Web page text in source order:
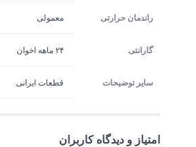
راندمان حرارتی معمولی
گارانتی ۲۴ ماهه اخوان
سایر توضیحات قطعات ایرانی
امتیاز و دیدگاه کاربران